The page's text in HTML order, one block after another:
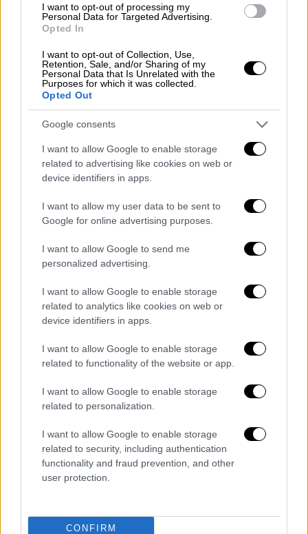
I want to opt-out of processing my
Personal Data for Targeted Advertising.
Opted In
I want to opt-out of Collection, Use,
Retention, Sale, and/or Sharing of my
Personal Data that Is Unrelated with the
Purposes for which it was collected.
Opted Out
Google consents
I want to allow Google to enable storage
related to advertising like cookies on web or
device identifiers in apps.
I want to allow my user data to be sent to
Google for online advertising purposes.
I want to allow Google to send me
personalized advertising.
I want to allow Google to enable storage
related to analytics like cookies on web or
device identifiers in apps.
I want to allow Google to enable storage
related to functionality of the website or app.
I want to allow Google to enable storage
related to personalization.
I want to allow Google to enable storage
related to security, including authentication
functionality and fraud prevention, and other
user protection.
CONFIRM
Κόσμος|26.04.2019 22:45
Ευρωεκλογές 2019: Αντιδράσεις για την
αφίσα της AfD με γυμνή σκλάβα
Ο Μίσλεϊ παραδέχτηκε, πάντως, ότι κανείς
δεν έχει πλέον τα πνευματικά δικαιώματα
του πίνακα και για το λόγο αυτό δεν μπορεί
ο ίδιος να απαγορεύσει σε κάποιον να
Ελλάδα 26.04.2019 22:38
Καιρός: Πώς θα κάνουμε Πάσχα σε όλη
τη χώρα - Αναλυτική πρόγνωση
Ευνοϊκός φαίνεται πως θα είναι ο καιρός για